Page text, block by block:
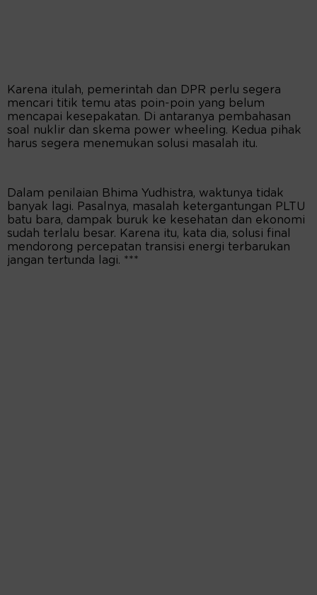
Karena itulah, pemerintah dan DPR perlu segera
mencari titik temu atas poin-poin yang belum
mencapai kesepakatan. Di antaranya pembahasan
soal nuklir dan skema power wheeling. Kedua pihak
harus segera menemukan solusi masalah itu.
Dalam penilaian Bhima Yudhistra, waktunya tidak
banyak lagi. Pasalnya, masalah ketergantungan PLTU
batu bara, dampak buruk ke kesehatan dan ekonomi
sudah terlalu besar. Karena itu, kata dia, solusi final
mendorong percepatan transisi energi terbarukan
jangan tertunda lagi. ***